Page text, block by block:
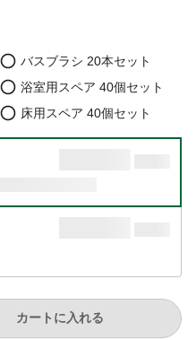
バスブラシ 20本セット
浴室用スペア 40個セット
床用スペア 40個セット
カートに入れる